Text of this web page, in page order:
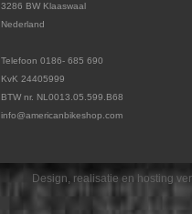
3286 BW Klaaswaal
Nederland
Telefoon 0186- 685 690
KvK 24405999
BTW nr. NL0013.05.599.B68
info@americanbikeshop.com
Design, realisatie en hosting